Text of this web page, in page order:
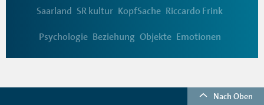
Saarland SR kultur KopfSache Riccardo Frink
Psychologie Beziehung Objekte Emotionen
Nach Oben